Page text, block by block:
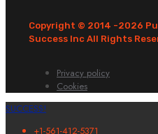
Copyright © 2014 -2026
Success Inc All Rights
Privacy policy
Cookies
SUCCESS!
+1-561-412-5371